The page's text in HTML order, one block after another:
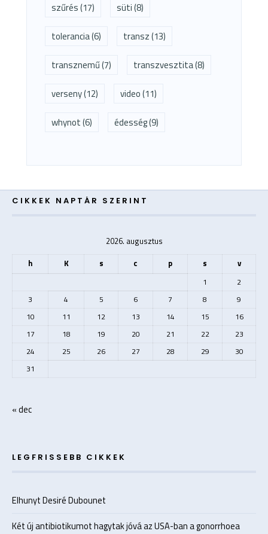
szűrés(17) süti(8)
tolerancia(6) transz(13)
transznemű(7) transzvesztita(8)
verseny(12) video(11)
whynot(6) édesség(9)
CIKKEK NAPTÁR SZERINT
2026. augusztus
h
K s c p s v
1
2
3
4 5 6 7 8
9
10
11 12 13 14 15
16
17
18 19 20 21 22
23
24
25 26 27 28 29
30
31
« dec
LEGFRISSEBB CIKKEK
Elhunyt Desiré Dubounet
Két új antibiotikumot hagytak jóvá az USA-ban a gonorrhoea